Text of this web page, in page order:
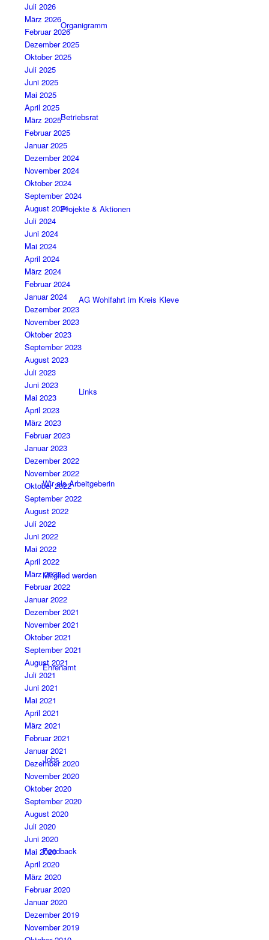
Organigramm
Betriebsrat
Projekte & Aktionen
AG Wohlfahrt im Kreis Kleve
Links
Wir als Arbeitgeberin
Mitglied werden
Ehrenamt
Jobs
Feedback
Juli 2026
März 2026
Februar 2026
Dezember 2025
Oktober 2025
Juli 2025
Juni 2025
Mai 2025
April 2025
März 2025
Februar 2025
Januar 2025
Dezember 2024
November 2024
Oktober 2024
September 2024
August 2024
Juli 2024
Juni 2024
Mai 2024
April 2024
März 2024
Februar 2024
Januar 2024
Dezember 2023
November 2023
Oktober 2023
September 2023
August 2023
Juli 2023
Juni 2023
Mai 2023
April 2023
März 2023
Februar 2023
Januar 2023
Dezember 2022
November 2022
Oktober 2022
September 2022
August 2022
Juli 2022
Juni 2022
Mai 2022
April 2022
März 2022
Februar 2022
Januar 2022
Dezember 2021
November 2021
Oktober 2021
September 2021
August 2021
Juli 2021
Juni 2021
Mai 2021
April 2021
März 2021
Februar 2021
Januar 2021
Dezember 2020
November 2020
Oktober 2020
September 2020
August 2020
Juli 2020
Juni 2020
Mai 2020
April 2020
März 2020
Februar 2020
Januar 2020
Dezember 2019
November 2019